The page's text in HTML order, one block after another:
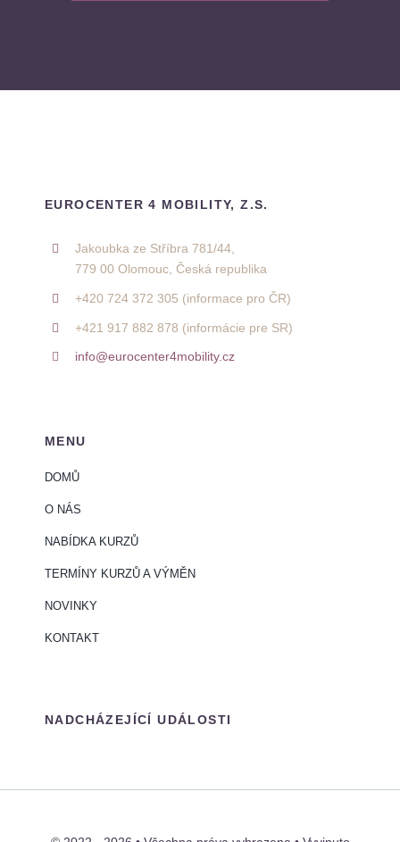
EUROCENTER 4 MOBILITY, Z.S.
Jakoubka ze Stříbra 781/44,
779 00 Olomouc, Česká republika
+420 724 372 305 (informace pro ČR)
+421 917 882 878 (informácie pre SR)
info@eurocenter4mobility.cz
MENU
DOMŮ
O NÁS
NABÍDKA KURZŮ
TERMÍNY KURZŮ A VÝMĚN
NOVINKY
KONTAKT
NADCHÁZEJÍCÍ UDÁLOSTI